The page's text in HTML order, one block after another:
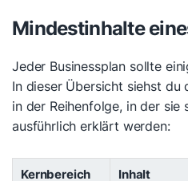
Mindestinhalte
Jeder Businessplan sollte
In dieser Übersicht siehst du
in der Reihenfolge, in der sie
ausführlich erklärt werden:
Kernbereich
Inhalt